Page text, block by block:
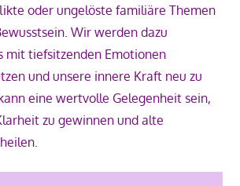
oder ungelöste familiäre Themen
Wir werden dazu
mit tiefsitzenden Emotionen
und unsere innere Kraft neu zu
eine wertvolle Gelegenheit sein,
zu gewinnen und alte